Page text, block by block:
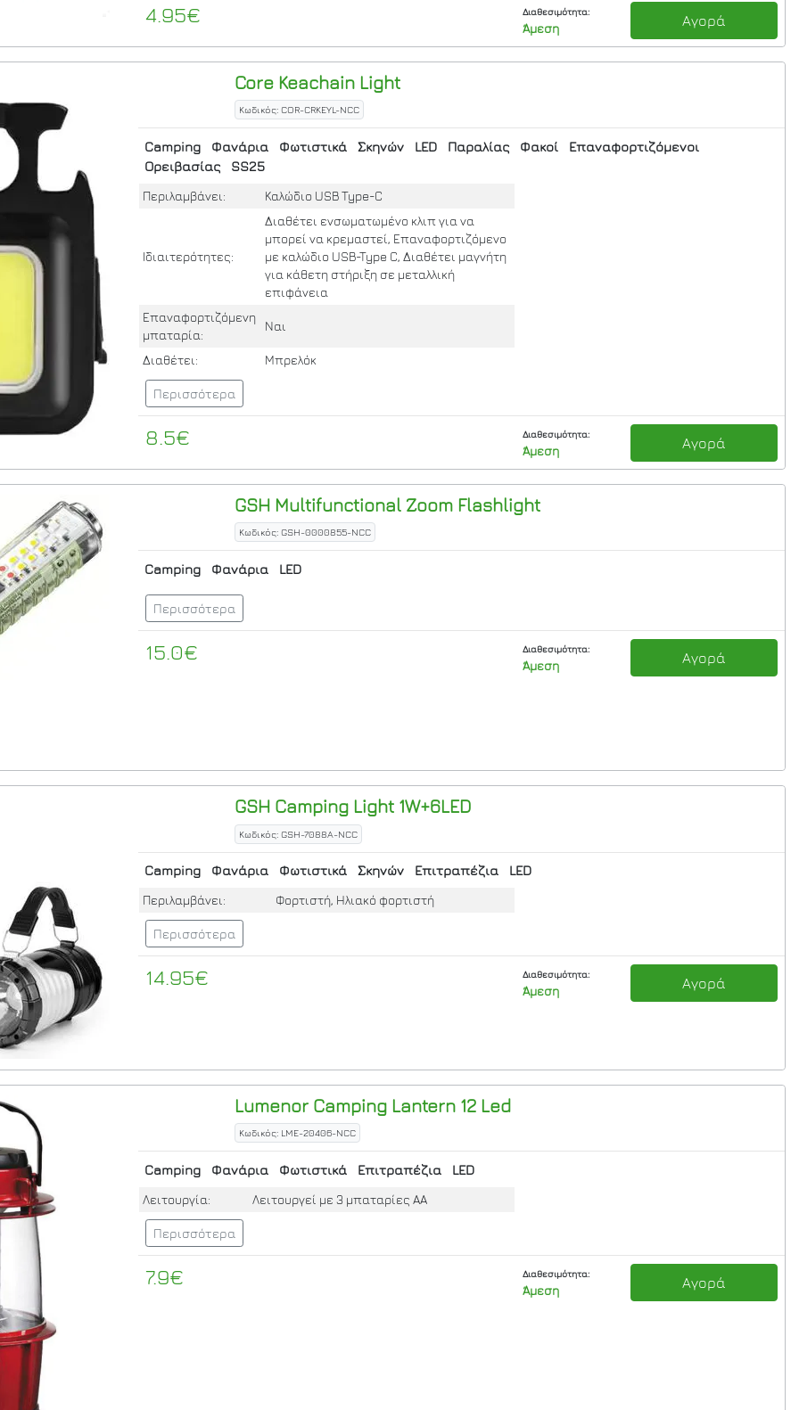
4.95€ Διαθεσιμότητα:
Άμεση Αγορά
CoreKeachain Light
Κωδικός: COR-CRKEYL-NCC
Camping Φανάρια Φωτιστικά Σκηνών LED Παραλίας Φακοί
Επαναφορτιζόμενοι
Ορειβασίας
SS25
Περιλαμβάνει: Καλώδιο USB Type-C
Ιδιαιτερότητες:
Διαθέτει ενσωματωμένο κλιπ για να
μπορεί να κρεμαστεί, Επαναφορτιζόμενο
με καλώδιο USB-Type C, Διαθέτει μαγνήτη
για κάθετη στήριξη σε μεταλλική
επιφάνεια
Επαναφορτιζόμενη
μπαταρία:
Ναι
Διαθέτει: Μπρελόκ
Περισσότερα
8.5€ Διαθεσιμότητα:
Άμεση Αγορά
GSHMultifunctional Zoom Flashlight
Κωδικός: GSH-0000855-NCC
Camping Φανάρια LED
Περισσότερα
15.0€ Διαθεσιμότητα:
Άμεση Αγορά
GSHCamping Light 1W+6LED
Κωδικός: GSH-7088A-NCC
Camping Φανάρια Φωτιστικά Σκηνών Επιτραπέζια LED
Περιλαμβάνει: Φορτιστή, Ηλιακό φορτιστή
Περισσότερα
14.95€ Διαθεσιμότητα:
Άμεση Αγορά
LumenorCamping Lantern 12 Led
Κωδικός: LME-20406-NCC
Camping Φανάρια Φωτιστικά Επιτραπέζια LED
Λειτουργία: Λειτουργεί με 3 μπαταρίες ΑΑ
Περισσότερα
7.9€ Διαθεσιμότητα:
Άμεση Αγορά